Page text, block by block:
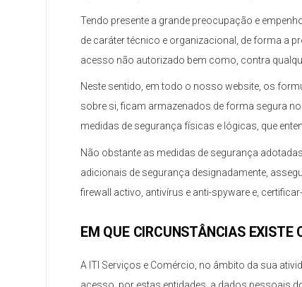
Tendo presente a grande preocupação e
de caráter técnico e organizacional, de forma a
acesso não autorizado bem como, contra
Neste sentido, em todo o nosso website, os
sobre si, ficam armazenados de forma segura
medidas de segurança físicas e lógicas, que
Não obstante as medidas de segurança
adicionais de segurança designadamente,
firewall activo, antivírus e anti-spyware e,
EM QUE CIRCUNSTÂNCIAS
A ITI Serviços e Comércio, no âmbito da sua